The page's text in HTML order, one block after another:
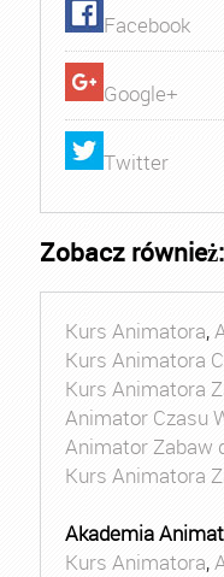
Facebook
Google+
Twitter
Zobacz również:
Kurs Animatora,
Kurs Animatora
Kurs Animatora
Animator Czasu
Animator Zabaw
Kurs Animatora
Akademia
Kurs Animatora,